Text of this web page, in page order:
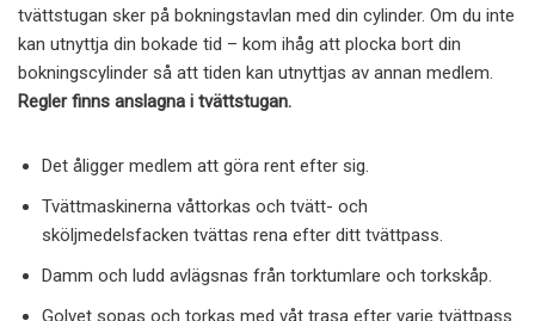
tvättstugan sker på bokningstavlan med din cylinder. Om du inte
kan utnyttja din bokade tid – kom ihåg att plocka bort din
bokningscylinder så att tiden kan utnyttjas av annan medlem.
Regler finns anslagna i tvättstugan.
Det åligger medlem att göra rent efter sig.
Tvättmaskinerna våttorkas och tvätt- och
sköljmedelsfacken tvättas rena efter ditt tvättpass.
Damm och ludd avlägsnas från torktumlare och torkskåp.
Golvet sopas och torkas med våt trasa efter varje tvättpass.